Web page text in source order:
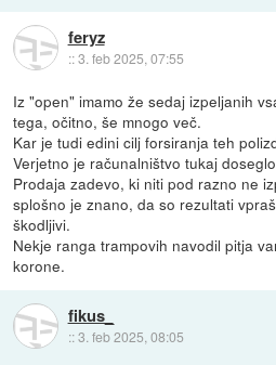
feryz
::3. feb 2025, 07:55
Iz "open" imamo že sedaj izpeljanih
tega, očitno, še mnogo več.
Kar je tudi edini cilj forsiranja teh
Verjetno je računalništvo tukaj
Prodaja zadevo, ki niti pod razno ne
splošno je znano, da so rezultati
škodljivi.
Nekje ranga trampovih navodil pitja
korone.
fikus_
::3. feb 2025, 08:05